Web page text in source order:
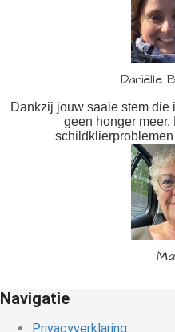
Daniëlle
Dankzij jouw saaie stem die
geen honger
Navigatie
Privacyverklaring